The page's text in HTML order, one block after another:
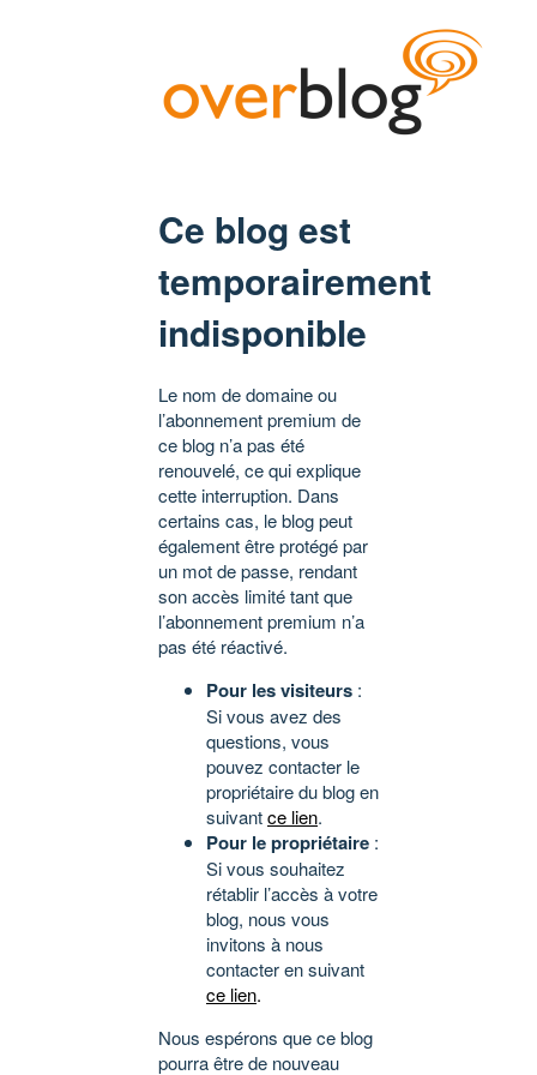
Ce blog est
temporairement
indisponible
Le nom de domaine ou
l’abonnement premium de
ce blog n’a pas été
renouvelé, ce qui explique
cette interruption. Dans
certains cas, le blog peut
également être protégé par
un mot de passe, rendant
son accès limité tant que
l’abonnement premium n’a
pas été réactivé.
Pour les visiteurs :
Si vous avez des
questions, vous
pouvez contacter le
propriétaire du blog en
suivantce lien.
Pour le propriétaire :
Si vous souhaitez
rétablir l’accès à votre
blog, nous vous
invitons à nous
contacter en suivant
ce lien.
Nous espérons que ce blog
pourra être de nouveau